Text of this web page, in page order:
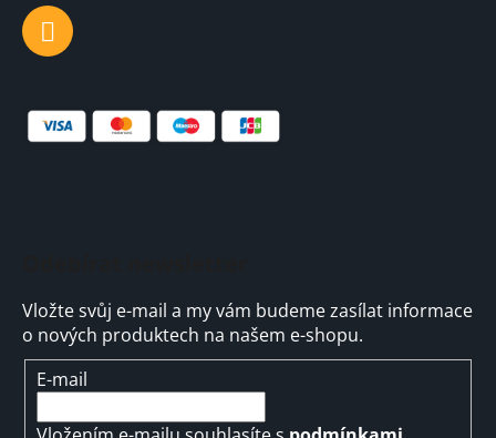
Vložte svůj e-mail a my vám budeme zasílat informace
o nových produktech na našem e-shopu.
E-mail